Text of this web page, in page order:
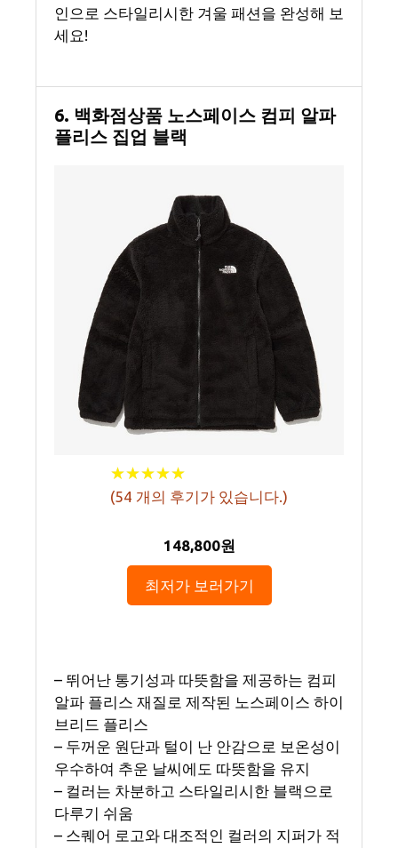
인으로 스타일리시한 겨울 패션을 완성해 보
세요!
6. 백화점상품 노스페이스 컴피 알파
플리스 집업 블랙
★★★★★
★★★★★
(54 개의 후기가 있습니다.)
148,800원
최저가 보러가기
– 뛰어난 통기성과 따뜻함을 제공하는 컴피
알파 플리스 재질로 제작된 노스페이스 하이
브리드 플리스
– 두꺼운 원단과 털이 난 안감으로 보온성이
우수하여 추운 날씨에도 따뜻함을 유지
– 컬러는 차분하고 스타일리시한 블랙으로
다루기 쉬움
– 스퀘어 로고와 대조적인 컬러의 지퍼가 적